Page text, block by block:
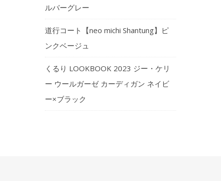
ルバーグレー
道行コート【neo michi Shantung】ピ
ンクベージュ
くるり LOOKBOOK 2023 ジー・ケリ
ー ウールガーゼ カーディガン ネイビ
ー×ブラック